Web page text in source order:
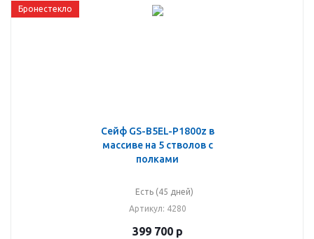
Бронестекло
Сейф GS-B5EL-P1800z в
массиве на 5 стволов с
полками
Есть (45 дней)
Артикул: 4280
399 700р